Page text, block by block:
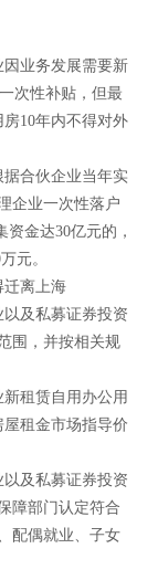
业务发展需要新
次性补贴，但最
10年内不得对外
合伙企业当年实
企业一次性落户
金达30亿元的，
元。
离上海
及私募证券投资
围，并按相关规
租赁自用办公用
租金市场指导价
及私募证券投资
障部门认定符合
配偶就业、子女